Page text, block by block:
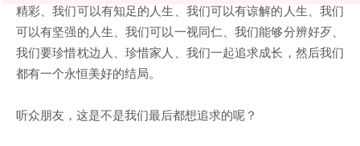
精彩、我们可以有知足的人生、我们可以有谅解的人生、我们
可以有坚强的人生、我们可以一视同仁、我们能够分辨好歹、
我们要珍惜枕边人、珍惜家人、我们一起追求成长，然后我们
都有一个永恒美好的结局。
听众朋友，这是不是我们最后都想追求的呢？